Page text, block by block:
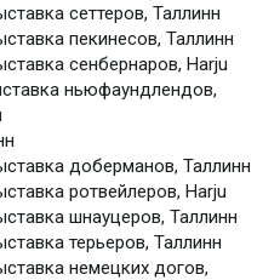
сеттеров, Таллинн
пекинесов, Таллинн
сенбернаров, Harju
ньюфаундлендов,
доберманов, Таллинн
ротвейлеров, Harju
шнауцеров, Таллинн
терьеров, Таллинн
немецких догов,